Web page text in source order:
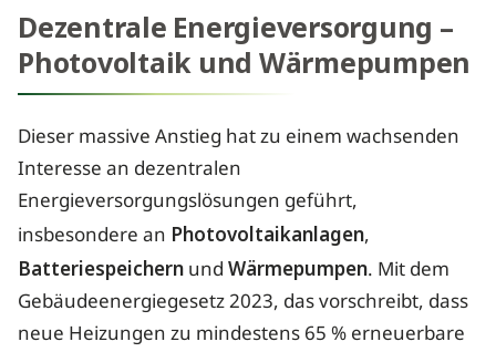
Dezentrale Energieversorgung –
Photovoltaik und Wärmepumpen
Dieser massive Anstieg hat zu einem wachsenden
Interesse an dezentralen
Energieversorgungslösungen geführt,
insbesondere an Photovoltaikanlagen,
Batteriespeichern und Wärmepumpen. Mit dem
Gebäudeenergiegesetz 2023, das vorschreibt, dass
neue Heizungen zu mindestens 65 % erneuerbare